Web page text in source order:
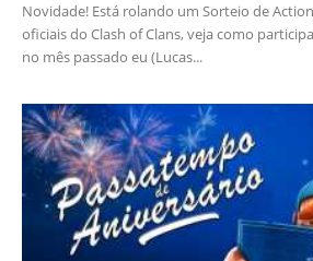
Novidade! Está rolando um Sorteio de
oficiais do Clash of Clans, veja como
no mês passado eu (Lucas...